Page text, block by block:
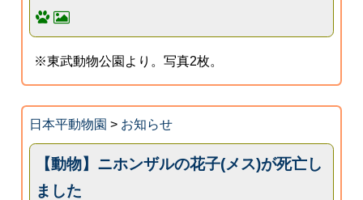
※東武動物公園より。写真2枚。
日本平動物園 > お知らせ
【動物】ニホンザルの花子(メス)が死亡し
ました